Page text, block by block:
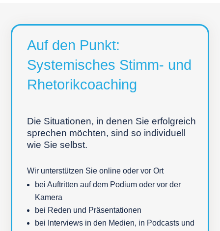
Auf den Punkt:
Systemisches Stimm- und
Rhetorikcoaching
Die Situationen, in denen Sie erfolgreich
sprechen möchten, sind so individuell
wie Sie selbst.
Wir unterstützen Sie online oder vor Ort
bei Auftritten auf dem Podium oder vor der
Kamera
bei Reden und Präsentationen
bei Interviews in den Medien, in Podcasts und